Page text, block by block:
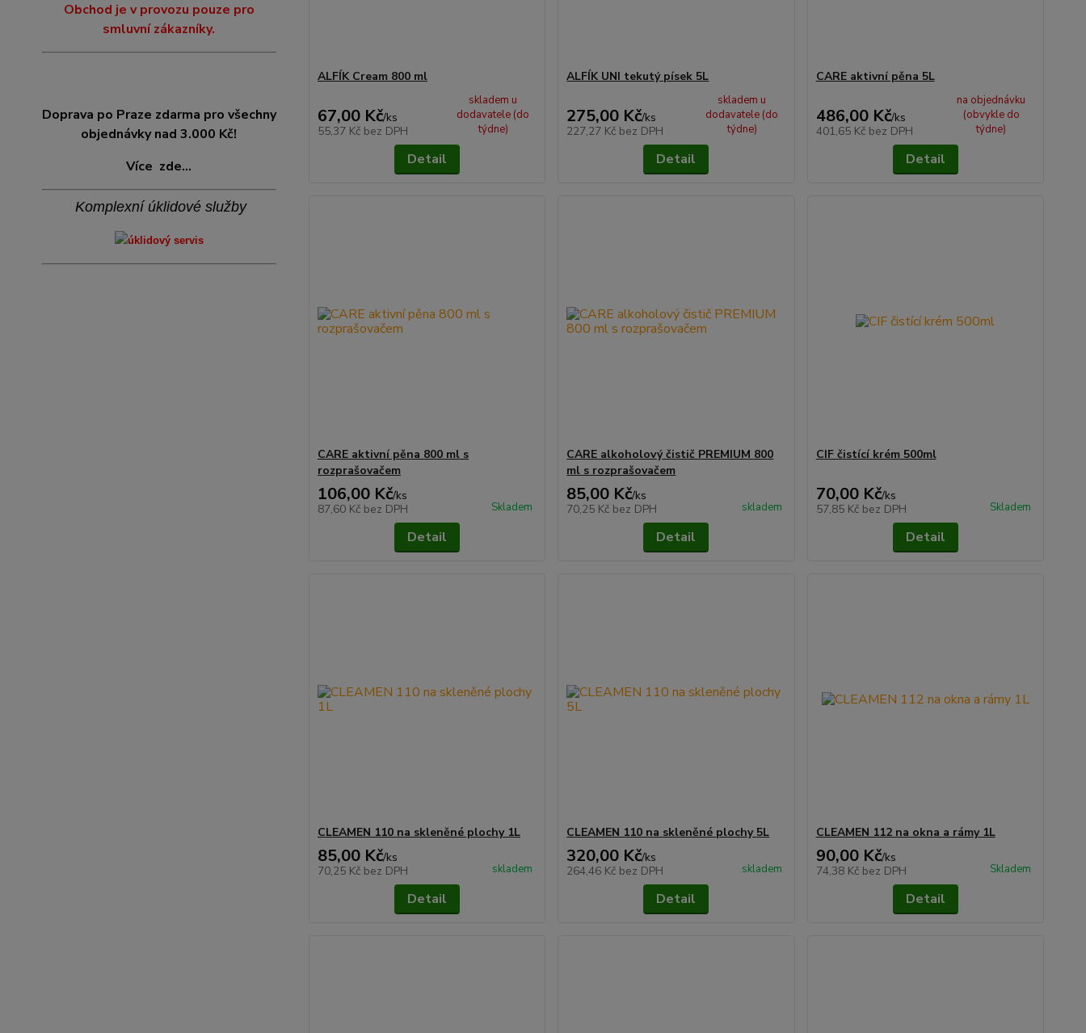
Obchod je v provozu pouze pro
smluvní zákazníky.
Doprava po Praze zdarma pro všechny
objednávky nad 3.000 Kč!
Více zde...
Komplexní úklidové služby
ALFÍK Cream 800 ml
67,00 Kč/ks
55,37 Kč bez DPH
skladem u
dodavatele (do
týdne)
Detail
ALFÍK UNI tekutý písek 5L
275,00 Kč/ks
227,27 Kč bez DPH
skladem u
dodavatele (do
týdne)
Detail
CARE aktivní pěna 5L
486,00 Kč/ks
401,65 Kč bez DPH
na objednávku
(obvykle do
týdne)
Detail
CARE aktivní pěna 800 ml s
rozprašovačem
106,00 Kč/ks
87,60 Kč bez DPH Skladem
Detail
CARE alkoholový čistič PREMIUM 800
ml s rozprašovačem
85,00 Kč/ks
70,25 Kč bez DPH skladem
Detail
CIF čistící krém 500ml
70,00 Kč/ks
57,85 Kč bez DPH Skladem
Detail
CLEAMEN 110 na skleněné plochy 1L
85,00 Kč/ks
70,25 Kč bez DPH skladem
Detail
CLEAMEN 110 na skleněné plochy 5L
320,00 Kč/ks
264,46 Kč bez DPH skladem
Detail
CLEAMEN 112 na okna a rámy 1L
90,00 Kč/ks
74,38 Kč bez DPH Skladem
Detail